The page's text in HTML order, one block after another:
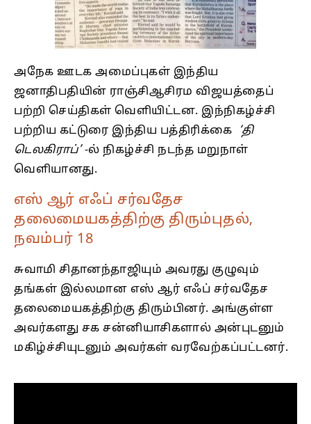
அநேக ஊடக அமைப்புகள் இந்திய
ஜனாதிபதியின் ராஞ்சிஆசிரம விஜயத்தைப்
பற்றி செய்திகள் வெளியிட்டன. இந்நிகழ்ச்சி
பற்றிய கட்டுரை இந்திய பத்திரிக்கை
‘தி
டெலகிராப்’-ல் நிகழ்ச்சி நடந்த மறுநாள்
வெளியானது.
எஸ் ஆர் எஃப் சர்வதேச
தலைமையகத்திற்கு திரும்புதல்,
நவம்பர் 18
சுவாமி சிதானந்தாஜியும் அவரது குழுவும்
தங்கள் இல்லமான எஸ் ஆர் எஃப் சர்வதேச
தலைமையகத்திற்கு திரும்பினர். அங்குள்ள
அவர்களது சக சன்னியாசிகளால் அன்புடனும்
மகிழ்ச்சியுடனும் அவர்கள் வரவேற்கப்பட்டனர்.